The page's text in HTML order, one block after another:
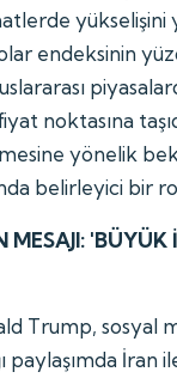
yükselişini
endeksinin
noktasına
yönelik
belirleyici bir
'BÜYÜK
Trump, sosyal
paylaşımda İran